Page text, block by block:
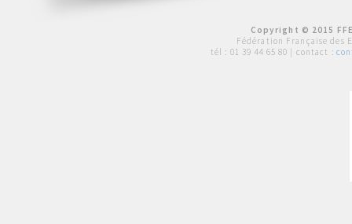
Copyright © 2015
Fédération Française des
tél : 01 39 44 65 80 | contact :